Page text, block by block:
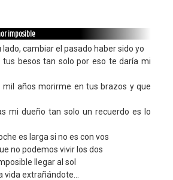
imposible
lado, cambiar el pasado haber sido yo
tus besos tan solo por eso te daría mi
mil años morirme en tus brazos y que
mi dueño tan solo un recuerdo es lo
es larga si no es con vos
no podemos vivir los dos
llegar al sol
extrañándote...